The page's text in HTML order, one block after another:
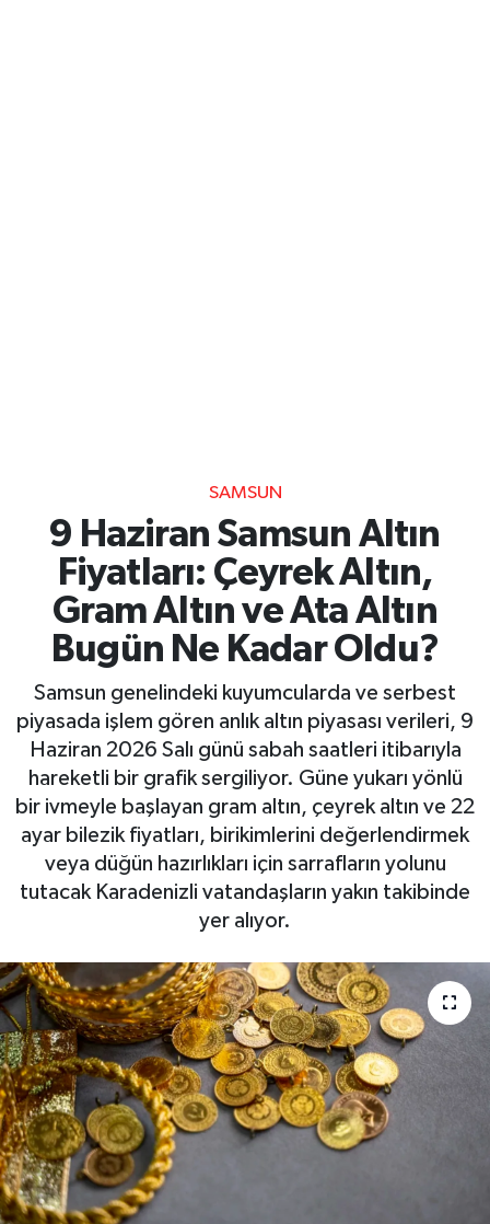
SAMSUN
9 Haziran Samsun Altın
Fiyatları: Çeyrek Altın,
Gram Altın ve Ata Altın
Bugün Ne Kadar Oldu?
Samsun genelindeki kuyumcularda ve serbest
piyasada işlem gören anlık altın piyasası verileri, 9
Haziran 2026 Salı günü sabah saatleri itibarıyla
hareketli bir grafik sergiliyor. Güne yukarı yönlü
bir ivmeyle başlayan gram altın, çeyrek altın ve 22
ayar bilezik fiyatları, birikimlerini değerlendirmek
veya düğün hazırlıkları için sarrafların yolunu
tutacak Karadenizli vatandaşların yakın takibinde
yer alıyor.